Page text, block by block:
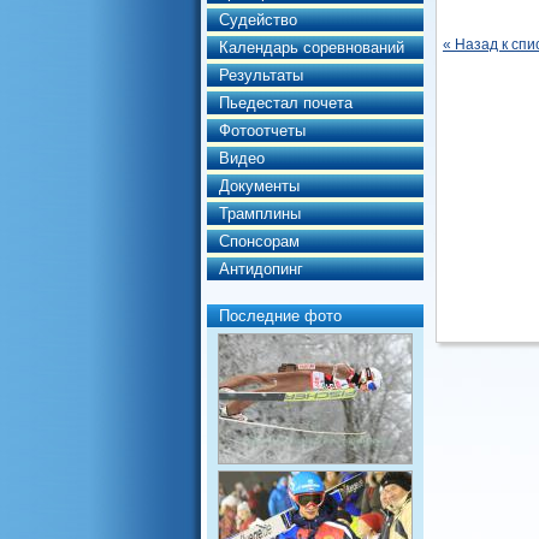
Судейство
Календарь соревнований
Результаты
Пьедестал почета
Фотоотчеты
Видео
Документы
Трамплины
Спонсорам
Антидопинг
Последние фото
« Назад к